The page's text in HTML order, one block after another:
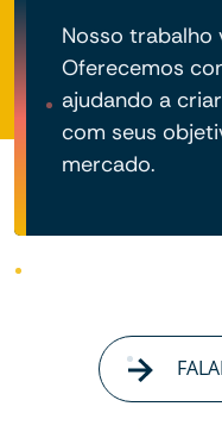
Nosso trabalho
Oferecemos
ajudando a
com seus
mercado.